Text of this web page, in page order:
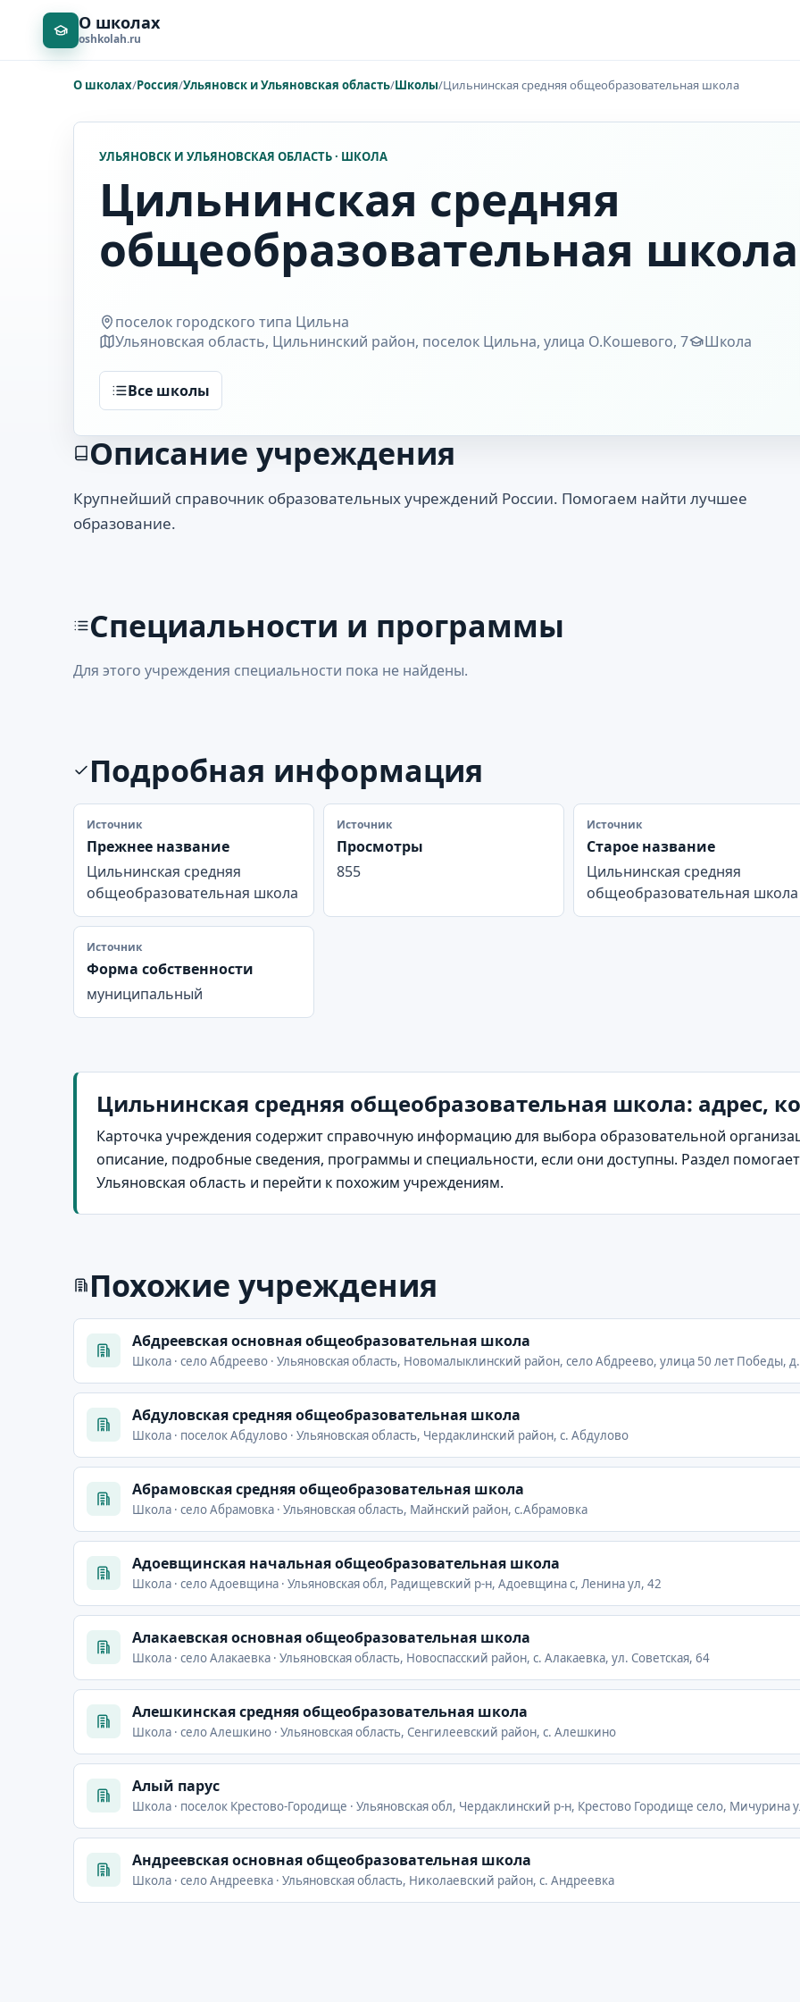
О школах
oshkolah.ru
О школах/Россия/Ульяновск и Ульяновская область/Школы/Цильнинская средняя общеобразовательная школа
УЛЬЯНОВСК И УЛЬЯНОВСКАЯ ОБЛАСТЬ · ШКОЛА
Цильнинская средняя
общеобразовательная школа
поселок городского типа Цильна
Ульяновская область, Цильнинский район, поселок Цильна, улица О.Кошевого, 7
Школа
Все школы
Описание учреждения
Крупнейший справочник образовательных учреждений России. Помогаем найти лучшее
образование.
Специальности и программы
Для этого учреждения специальности пока не найдены.
Подробная информация
Источник
Прежнее название
Цильнинская средняя
общеобразовательная школа
Источник
Просмотры
855
Источник
Старое название
Цильнинская средняя
общеобразовательная школа
Источник
Форма собственности
муниципальный
Цильнинская средняя общеобразовательная школа: адрес,
Карточка учреждения содержит справочную информацию для выбора образовательной
описание, подробные сведения, программы и специальности, если они доступны. Раздел
Ульяновская область и перейти к похожим учреждениям.
Похожие учреждения
Абдреевская основная общеобразовательная школа
Школа · село Абдреево · Ульяновская область, Новомалыклинский район, село Абдреево, улица 50 лет Победы,
Абдуловская средняя общеобразовательная школа
Школа · поселок Абдулово · Ульяновская область, Чердаклинский район, с. Абдулово
Абрамовская средняя общеобразовательная школа
Школа · село Абрамовка · Ульяновская область, Майнский район, с.Абрамовка
Адоевщинская начальная общеобразовательная школа
Школа · село Адоевщина · Ульяновская обл, Радищевский р-н, Адоевщина с, Ленина ул, 42
Алакаевская основная общеобразовательная школа
Школа · село Алакаевка · Ульяновская область, Новоспасский район, с. Алакаевка, ул. Советская, 64
Алешкинская средняя общеобразовательная школа
Школа · село Алешкино · Ульяновская область, Сенгилеевский район, с. Алешкино
Алый парус
Школа · поселок Крестово-Городище · Ульяновская обл, Чердаклинский р-н, Крестово Городище село, Мичурина
Андреевская основная общеобразовательная школа
Школа · село Андреевка · Ульяновская область, Николаевский район, с. Андреевка